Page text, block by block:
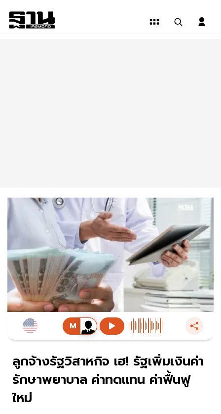
ลูกจ้างรัฐวิสาหกิจ เฮ! รัฐเพิ่มเงินค่า
รักษาพยาบาล ค่าทดแทน ค่าฟื้นฟู
ใหม่